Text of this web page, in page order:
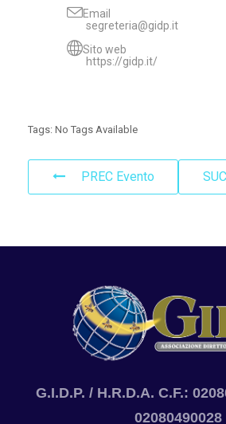
Email
segreteria@gidp.it
Sito web
https://gidp.it/
Tags: No Tags Available
PREC Evento
G.I.D.P. / H.R.D.A. C.F.:
02080490028